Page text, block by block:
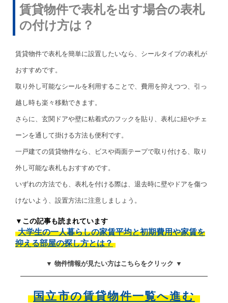
賃貸物件で表札を出す場合の表札
の付け方は？
賃貸物件で表札を簡単に設置したいなら、シールタイプの表札が
おすすめです。
取り外し可能なシールを利用することで、費用を抑えつつ、引っ
越し時も楽々移動できます。
さらに、玄関ドアや壁に粘着式のフックを貼り、表札に紐やチェ
ーンを通して掛ける方法も便利です。
一戸建ての賃貸物件なら、ビスや両面テープで取り付ける、取り
外し可能な表札もおすすめです。
いずれの方法でも、表札を付ける際は、退去時に壁やドアを傷つ
けないよう、設置方法に注意しましょう。
▼この記事も読まれています
大学生の一人暮らしの家賃平均と初期費用や家賃を
抑える部屋の探し方とは？
▼ 物件情報が見たい方はこちらをクリック ▼
国立市の賃貸物件一覧へ進む